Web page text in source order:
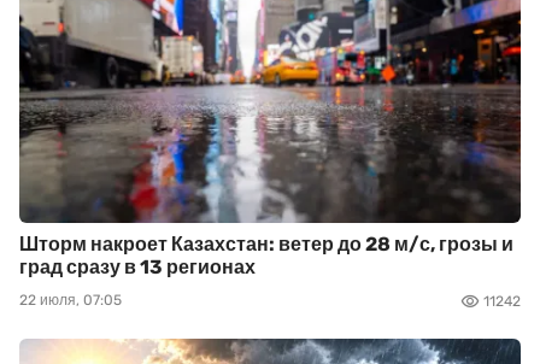
Шторм накроет Казахстан: ветер до 28 м/с, грозы и
град сразу в 13 регионах
22 июля, 07:05 11242